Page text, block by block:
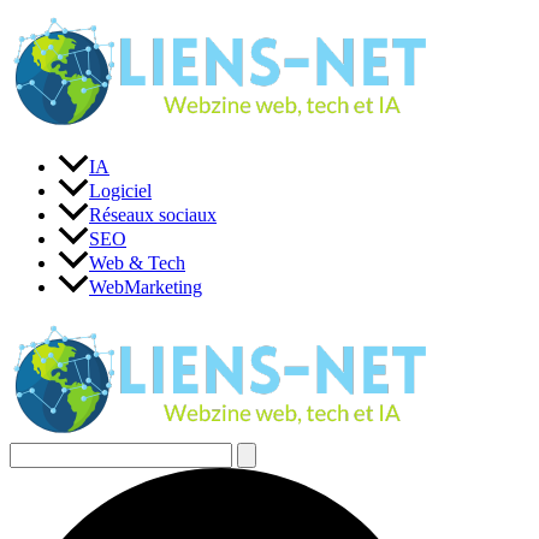
au
contenu
IA
Logiciel
Réseaux sociaux
SEO
Web & Tech
WebMarketing